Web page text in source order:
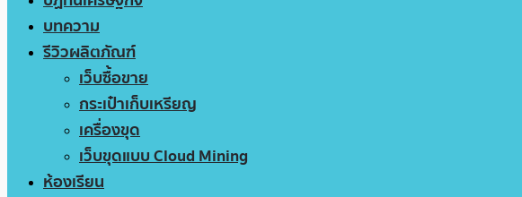
บทความ
รีวิวผลิตภัณฑ์
เว็บซื้อขาย
กระเป๋าเก็บเหรียญ
เครื่องขุด
เว็บขุดแบบ Cloud Mining
ห้องเรียน